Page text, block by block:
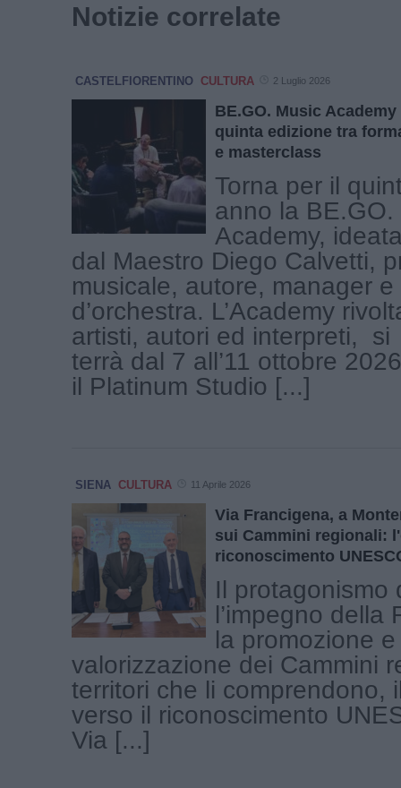
Notizie correlate
CASTELFIORENTINO CULTURA 2 Luglio 2026
BE.GO. Music
quinta edizione tra
e masterclass
Torna per il
anno la BE.GO.
Academy,
dal Maestro Diego Calvetti,
musicale, autore, manager
d’orchestra. L’Academy
artisti, autori ed interpreti, si
terrà dal 7 all’11 ottobre
il Platinum Studio [...]
SIENA CULTURA 11 Aprile 2026
Via Francigena, a
sui Cammini regionali:
riconoscimento
Il protagonismo
l’impegno della
la promozione
valorizzazione dei Cammini
territori che li comprendono,
verso il riconoscimento
Via [...]